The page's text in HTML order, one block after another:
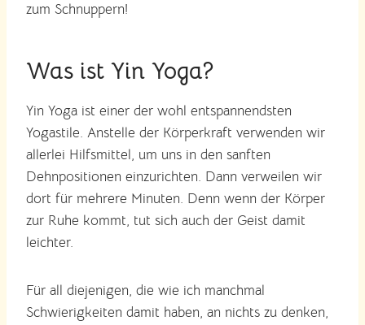
zum Schnuppern!
Was ist Yin Yoga?
Yin Yoga ist einer der wohl entspannendsten
Yogastile. Anstelle der Körperkraft verwenden wir
allerlei Hilfsmittel, um uns in den sanften
Dehnpositionen einzurichten. Dann verweilen wir
dort für mehrere Minuten. Denn wenn der Körper
zur Ruhe kommt, tut sich auch der Geist damit
leichter.
Für all diejenigen, die wie ich manchmal
Schwierigkeiten damit haben, an nichts zu denken,